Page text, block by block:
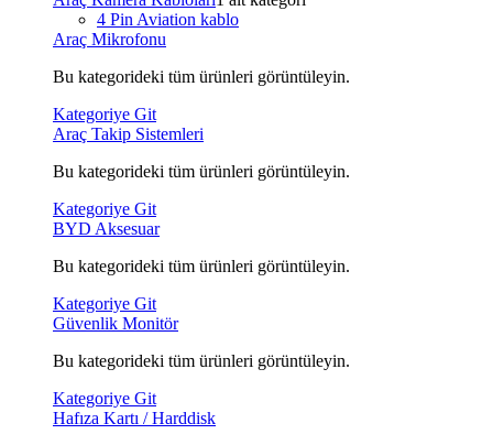
4 Pin Aviation kablo
Araç Mikrofonu
Bu kategorideki tüm ürünleri görüntüleyin.
Kategoriye Git
Araç Takip Sistemleri
Bu kategorideki tüm ürünleri görüntüleyin.
Kategoriye Git
BYD Aksesuar
Bu kategorideki tüm ürünleri görüntüleyin.
Kategoriye Git
Güvenlik Monitör
Bu kategorideki tüm ürünleri görüntüleyin.
Kategoriye Git
Hafıza Kartı / Harddisk